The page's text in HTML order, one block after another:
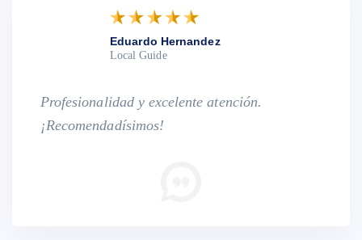
Eduardo Hernandez
Local Guide
Profesionalidad y excelente atención.
¡Recomendadísimos!